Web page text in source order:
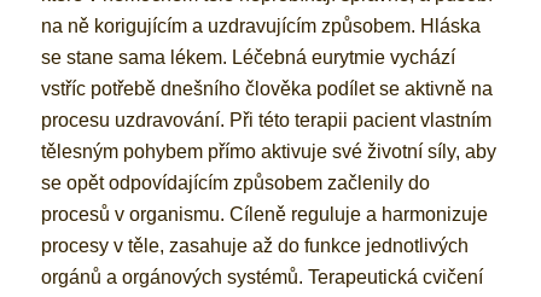
na ně korigujícím a uzdravujícím způsobem. Hláska
se stane sama lékem. Léčebná eurytmie vychází
vstříc potřebě dnešního člověka podílet se aktivně na
procesu uzdravování. Při této terapii pacient vlastním
tělesným pohybem přímo aktivuje své životní síly, aby
se opět odpovídajícím způsobem začlenily do
procesů v organismu. Cíleně reguluje a harmonizuje
procesy v těle, zasahuje až do funkce jednotlivých
orgánů a orgánových systémů. Terapeutická cvičení